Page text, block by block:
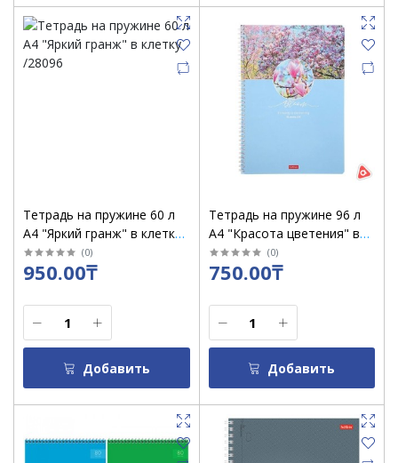
Тетрадь на пружине 60 л
А4 "Яркий гранж" в клетку
/28096
(0)
950.00₸
Добавить
Тетрадь на пружине 96 л
А4 "Красота цветения" в
клетку /066117
(0)
750.00₸
Добавить